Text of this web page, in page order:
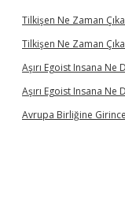
Tilkişen Ne Zaman
Tilkişen Ne Zaman
Aşırı Egoist Insana Ne
Aşırı Egoist Insana Ne
Avrupa Birliğine